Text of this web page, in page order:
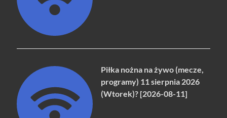
Piłka nożna na żywo (mecze,
programy) 11 sierpnia 2026
(Wtorek)? [2026-08-11]